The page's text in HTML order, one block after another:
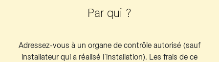
Par qui ?
Adressez-vous à un organe de contrôle autorisé (sauf
installateur qui a réalisé l’installation). Les frais de ce